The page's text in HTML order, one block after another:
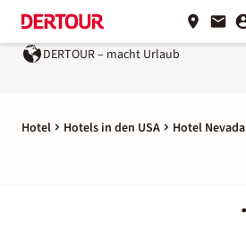
DERTOUR – macht Urlaub
Hotel Hotels in den USA Hotel Nevada